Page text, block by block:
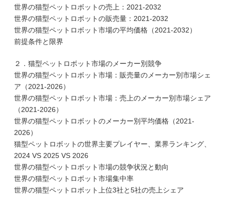
世界の猫型ペットロボットの売上：2021-2032
世界の猫型ペットロボットの販売量：2021-2032
世界の猫型ペットロボット市場の平均価格（2021-2032）
前提条件と限界
２．猫型ペットロボット市場のメーカー別競争
世界の猫型ペットロボット市場：販売量のメーカー別市場シェ
ア（2021-2026）
世界の猫型ペットロボット市場：売上のメーカー別市場シェア
（2021-2026）
世界の猫型ペットロボットのメーカー別平均価格（2021-
2026）
猫型ペットロボットの世界主要プレイヤー、業界ランキング、
2024 VS 2025 VS 2026
世界の猫型ペットロボット市場の競争状況と動向
世界の猫型ペットロボット市場集中率
世界の猫型ペットロボット上位3社と5社の売上シェア